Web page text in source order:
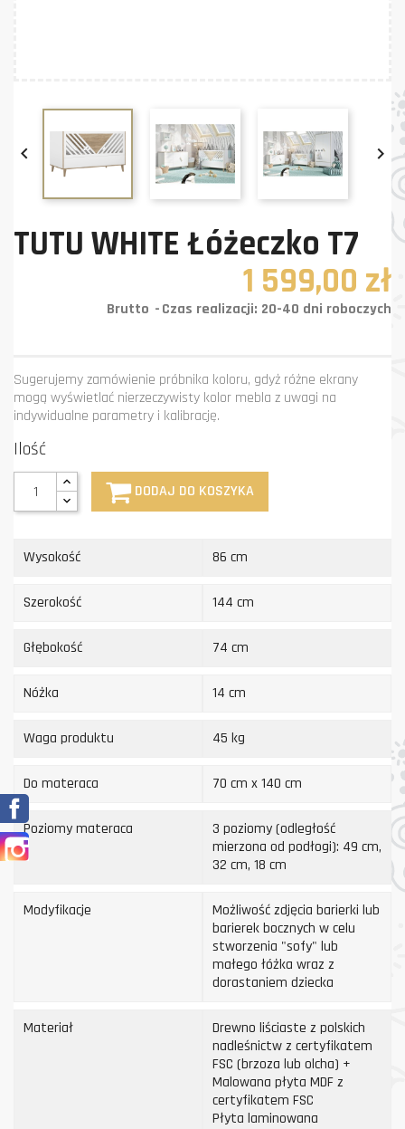
 
TUTU WHITE Łóżeczko T7
1 599,00 zł
Brutto Czas realizacji: 20-40 dni roboczych
Sugerujemy zamówienie próbnika koloru, gdyż różne ekrany
mogą wyświetlać nierzeczywisty kolor mebla z uwagi na
indywidualne parametry i kalibrację.
Ilość
DODAJ DO KOSZYKA
Wysokość 86 cm
Szerokość 144 cm
Głębokość 74 cm
Nóżka 14 cm
Waga produktu 45 kg
Do materaca 70 cm x 140 cm
Poziomy materaca
3 poziomy (odległość
mierzona od podłogi): 49 cm,
32 cm, 18 cm
Modyfikacje
Możliwość zdjęcia barierki lub
barierek bocznych w celu
stworzenia "sofy" lub
małego łóżka wraz z
dorastaniem dziecka
Materiał
Drewno liściaste z polskich
nadleśnictw z certyfikatem
FSC (brzoza lub olcha) +
Malowana płyta MDF z
certyfikatem FSC
Płyta laminowana
Instagram